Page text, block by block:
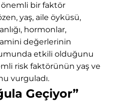
önemli bir faktör
yaş, aile öyküsü,
hormonlar,
değerlerinin
etkili olduğunu
risk faktörünün yaş ve
vurguladı.
Geçiyor”